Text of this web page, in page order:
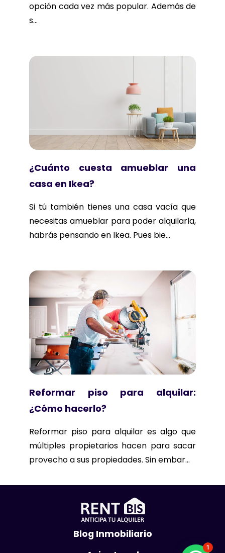
opción cada vez más popular. Además de
s...
¿Cuánto cuesta amueblar una
casa en Ikea?
Si tú también tienes una casa vacía que
necesitas amueblar para poder alquilarla,
habrás pensando en Ikea. Pues bie...
Reformar piso para alquilar:
¿Cómo hacerlo?
Reformar piso para alquilar es algo que
múltiples propietarios hacen para sacar
provecho a sus propiedades. Sin embar...
Blog Inmobiliario
1